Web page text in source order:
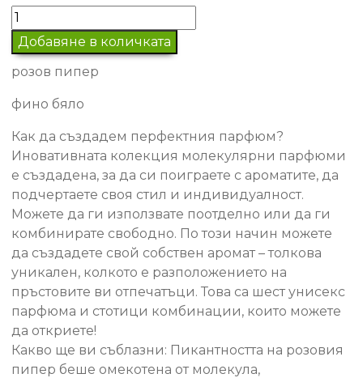
количество
за
Парфюм
02m
Добавяне в количката
розов пипер
фино бяло
Как да създадем перфектния парфюм?
Иновативната колекция молекулярни парфюми
е създадена, за да си поиграете с ароматите, да
подчертаете своя стил и индивидуалност.
Можете да ги използвате поотделно или да ги
комбинирате свободно. По този начин можете
да създадете свой собствен аромат – толкова
уникален, колкото е разположението на
пръстовите ви отпечатъци. Това са шест унисекс
парфюма и стотици комбинации, които можете
да откриете!
Какво ще ви съблазни: Пикантността на розовия
пипер беше омекотена от молекула,